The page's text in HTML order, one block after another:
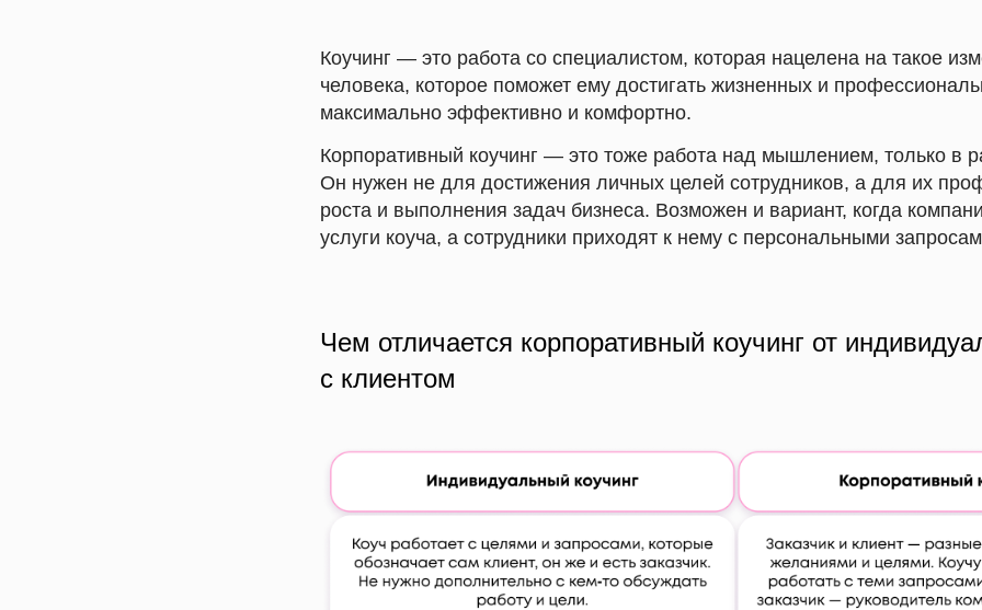
Коучинг — это работа со специалистом, которая нацелена на такое
человека, которое поможет ему достигать жизненных и
максимально эффективно и комфортно.
Корпоративный коучинг — это тоже работа над мышлением, только в
Он нужен не для достижения личных целей сотрудников, а для их
роста и выполнения задач бизнеса. Возможен и вариант, когда
услуги коуча, а сотрудники приходят к нему с персональными
Чем отличается корпоративный коучинг от
с клиентом